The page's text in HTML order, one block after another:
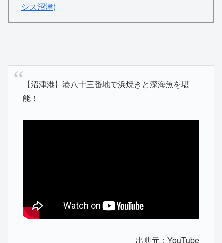
シス沼津)
【沼津港】港八十三番地で浜焼きと深海魚を堪
能！
出典元：YouTube